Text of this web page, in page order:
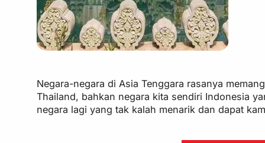
Negara-negara di Asia Tenggara rasanya
Thailand, bahkan negara kita sendiri Indonesia
negara lagi yang tak kalah menarik dan dapat